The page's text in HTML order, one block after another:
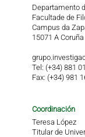
Departamento
Facultade de
Campus da
15071 A Coruña
Tel: (+34) 881
Fax: (+34) 981
Coordinación
Teresa López
Titular de